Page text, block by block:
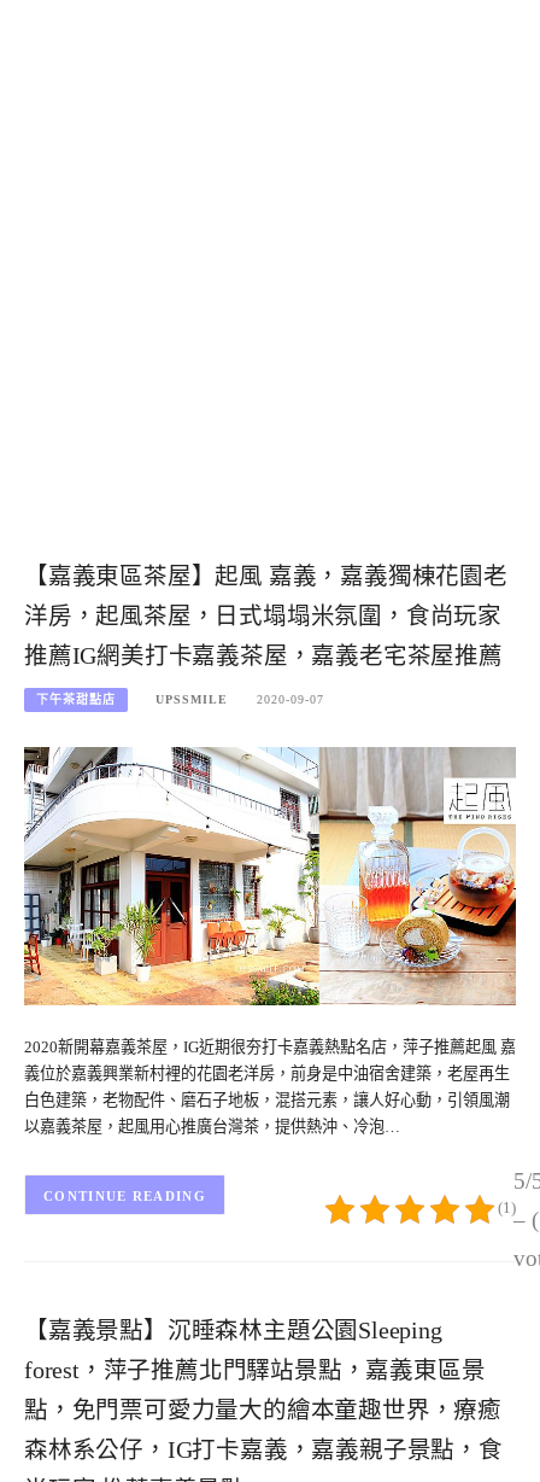
【嘉義東區茶屋】起風 嘉義，嘉義獨棟花園老
洋房，起風茶屋，日式塌塌米氛圍，食尚玩家
推薦IG網美打卡嘉義茶屋，嘉義老宅茶屋推薦
下午茶甜點店 UPSSMILE 2020-09-07
2020新開幕嘉義茶屋，IG近期很夯打卡嘉義熱點名店，萍子推薦起風 嘉
義位於嘉義興業新村裡的花園老洋房，前身是中油宿舍建築，老屋再生
白色建築，老物配件、磨石子地板，混搭元素，讓人好心動，引領風潮
以嘉義茶屋，起風用心推廣台灣茶，提供熱沖、冷泡…
5/
–
(1)
CONTINUE READING
【嘉義景點】沉睡森林主題公園Sleeping
forest，萍子推薦北門驛站景點，嘉義東區景
點，免門票可愛力量大的繪本童趣世界，療癒
森林系公仔，IG打卡嘉義，嘉義親子景點，食